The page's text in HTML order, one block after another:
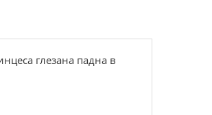
глезана падна в